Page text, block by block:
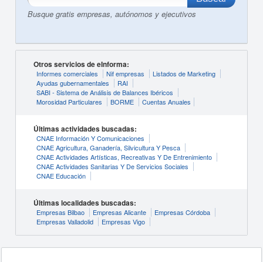
Busque gratis empresas, autónomos y ejecutivos
Otros servicios de eInforma:
Informes comerciales Nif empresas
Listados de Marketing
Ayudas gubernamentales
RAI
SABI - Sistema de Análisis de Balances Ibéricos
Morosidad Particulares
BORME Cuentas Anuales
Últimas actividades buscadas:
CNAE Información Y Comunicaciones
CNAE Agricultura, Ganadería, Silvicultura Y Pesca
CNAE Actividades Artísticas, Recreativas Y De Entrenimiento
CNAE Actividades Sanitarias Y De Servicios Sociales
CNAE Educación
Últimas localidades buscadas:
Empresas Bilbao Empresas Alicante
Empresas Córdoba
Empresas Valladolid
Empresas Vigo